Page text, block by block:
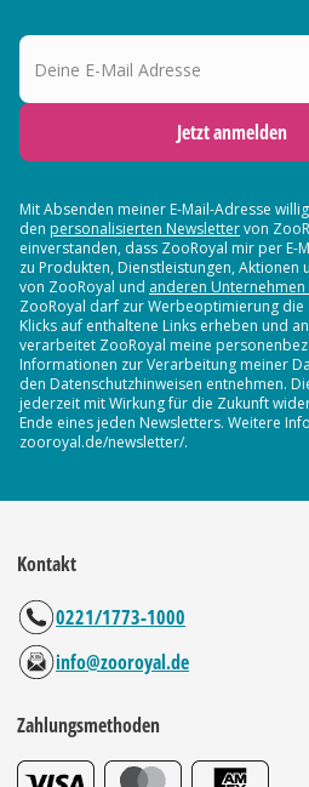
Deine E-Mail Adresse
Jetzt anmelden
Mit Absenden meiner E-Mail-Adresse
den personalisierten Newslettervon
einverstanden, dass ZooRoyal mir per E-
zu Produkten, Dienstleistungen,
von ZooRoyal und anderen Unternehmen
ZooRoyal darf zur Werbeoptimierung die
Klicks auf enthaltene Links erheben und
verarbeitet ZooRoyal meine
Informationen zur Verarbeitung meiner
den Datenschutzhinweisen entnehmen.
jederzeit mit Wirkung für die Zukunft
Ende eines jeden Newsletters. Weitere
zooroyal.de/newsletter/.
Kontakt
0221/1773-1000
info@zooroyal.de
Zahlungsmethoden